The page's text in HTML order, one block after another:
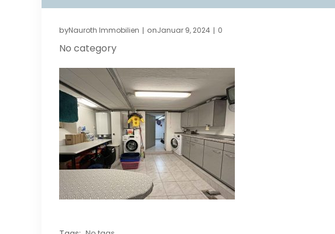
byNauroth Immobilien | onJanuar 9, 2024 | 0
No category